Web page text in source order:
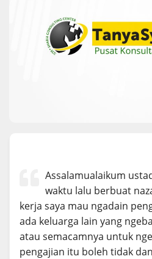
Assalamualaikum
waktu lalu berbuat
kerja saya mau ngadain
ada keluarga lain yang
atau semacamnya untuk
pengajian itu boleh tidak